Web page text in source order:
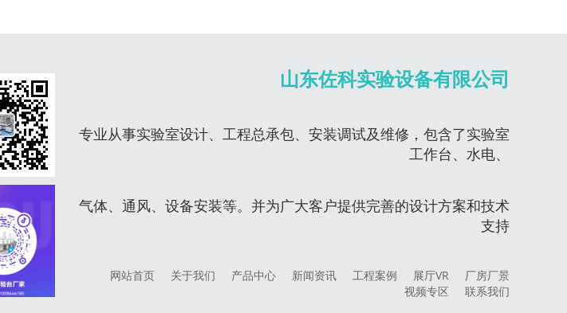
山东佐科实验设备有限公司
专业从事实验室设计、工程总承包、安装调试及维修，包含了实验室
工作台、水电、
气体、通风、设备安装等。并为广大客户提供完善的设计方案和技术
支持
网站首页 关于我们 产品中心 新闻资讯 工程案例 展厅VR
厂房厂景
视频专区
联系我们